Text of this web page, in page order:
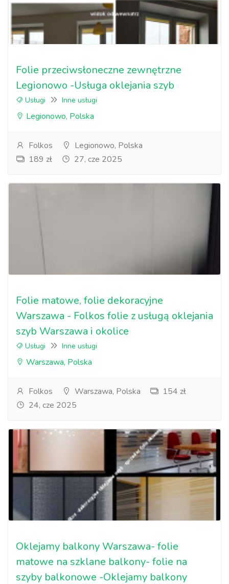
Folie przeciwsłoneczne zewnętrzne
Legionowo -Usługa oklejania szyb
Usługi Inne usługi
Legionowo, Polska
Folkos
Legionowo, Polska
189 zł
27, cze 2025
Folie matowe, folie dekoracyjne
Warszawa - Folkos folie z usługą oklejania
szyb Warszawa i okolice
Usługi Inne usługi
Warszawa, Polska
Folkos Warszawa, Polska
154 zł
24, cze 2025
Oklejamy balkony Warszawa- folie
matowe na szklane balkony- folie na
szyby balkonowe -Oklejamy balkony